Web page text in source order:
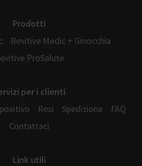
Prodotti
Revitive Medic + Ginocchia
ProSalute
per i clienti
Resi Spedizione
FAQ
Contattaci
Link utili